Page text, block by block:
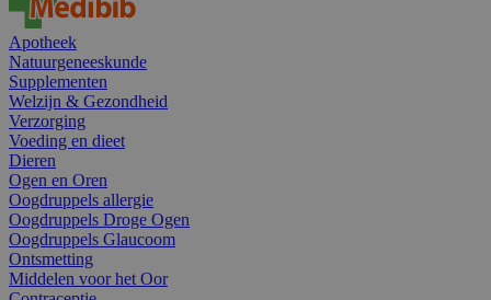
Apotheek
Natuurgeneeskunde
Supplementen
Welzijn & Gezondheid
Verzorging
Voeding en dieet
Dieren
Ogen en Oren
Oogdruppels allergie
Oogdruppels Droge Ogen
Oogdruppels Glaucoom
Ontsmetting
Middelen voor het Oor